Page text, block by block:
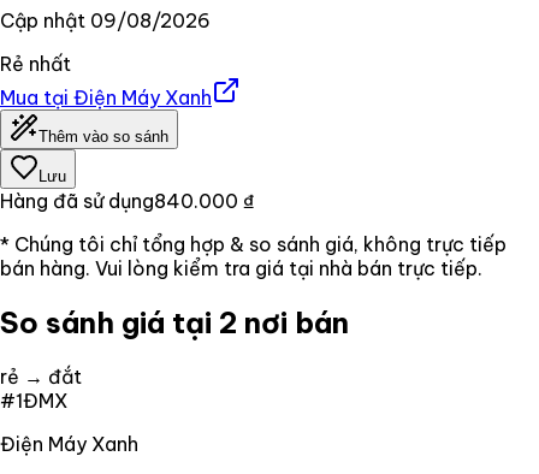
Cập nhật 09/08/2026
Rẻ nhất
Mua tại Điện Máy Xanh
Thêm vào so sánh
Lưu
Hàng đã sử dụng840.000 ₫
* Chúng tôi chỉ tổng hợp & so sánh giá, không trực tiếp
bán hàng. Vui lòng kiểm tra giá tại nhà bán trực tiếp.
So sánh giá tại 2 nơi bán
rẻ → đắt
#1ĐMX
Điện Máy Xanh